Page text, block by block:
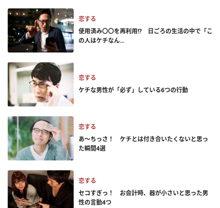
恋する
使用済み〇〇を再利用!? 日ごろの生活の中で「こ
の人はケチなん...
恋する
ケチな男性が「必ず」している6つの行動
恋する
あ～ちっさ！ ケチとは付き合いたくないと思っ
た瞬間4選
恋する
セコすぎっ！ お会計時、器が小さいと思った男
性の言動4つ